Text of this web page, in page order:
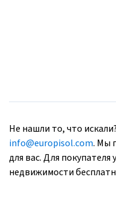
Не нашли то, что
info@europisol.com. Мы
для вас. Для покупателя
недвижимости